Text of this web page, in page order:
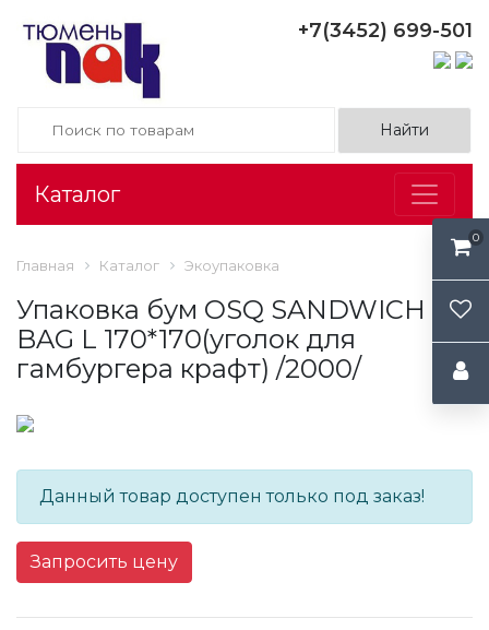
0
+7(3452) 699-501
Каталог
Главная Каталог Экоупаковка
Упаковка бум OSQ SANDWICH
BAG L 170*170(уголок для
гамбургера крафт) /2000/
Данный товар доступен только под заказ!
Запросить цену